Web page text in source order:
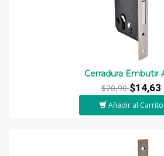
Cerradura Embutir
$20,90$14,63
Añadir al Carrito